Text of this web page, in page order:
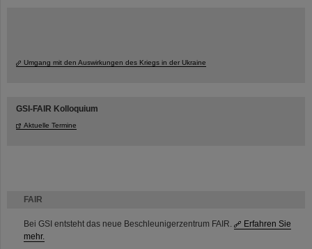
FAIR
Bei GSI entsteht das neue Beschleunigerzentrum FAIR.
Erfahren Sie
mehr.
Umgang mit den Auswirkungen des Kriegs in der Ukraine
GSI-FAIR Kolloquium
Aktuelle Termine